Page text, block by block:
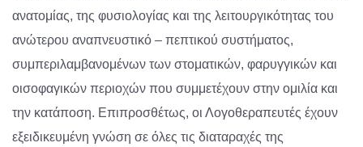
ανατομίας, της φυσιολογίας και της λειτουργικότητας του
ανώτερου αναπνευστικό – πεπτικού συστήματος,
συμπεριλαμβανομένων των στοματικών, φαρυγγικών και
οισοφαγικών περιοχών που συμμετέχουν στην ομιλία και
την κατάποση. Επιπροσθέτως, οι Λογοθεραπευτές έχουν
εξειδικευμένη γνώση σε όλες τις διαταραχές της